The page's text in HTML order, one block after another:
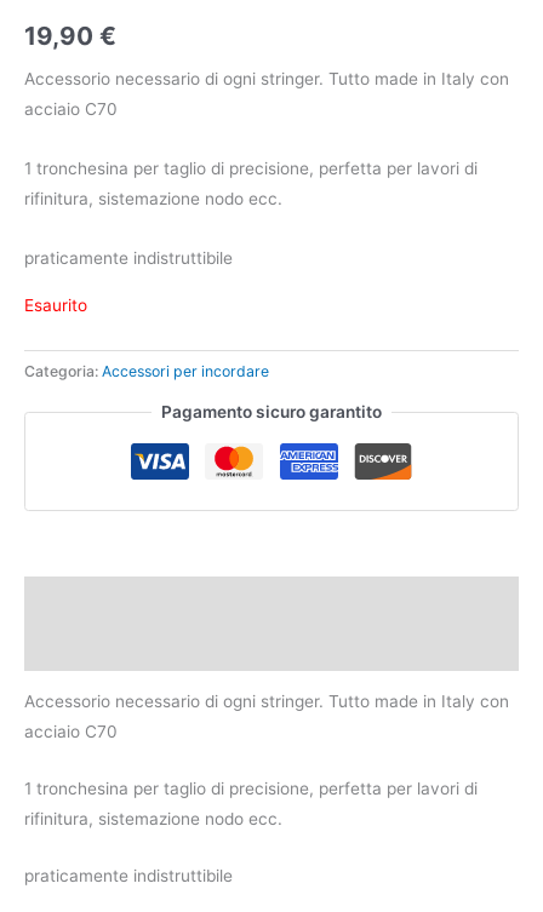
19,90 €
Accessorio necessario di ogni stringer. Tutto made in Italy con
acciaio C70
1 tronchesina per taglio di precisione, perfetta per lavori di
rifinitura, sistemazione nodo ecc.
praticamente indistruttibile
Esaurito
Categoria: Accessori per incordare
Pagamento sicuro garantito
Accessorio necessario di ogni stringer. Tutto made in Italy con
acciaio C70
1 tronchesina per taglio di precisione, perfetta per lavori di
rifinitura, sistemazione nodo ecc.
praticamente indistruttibile